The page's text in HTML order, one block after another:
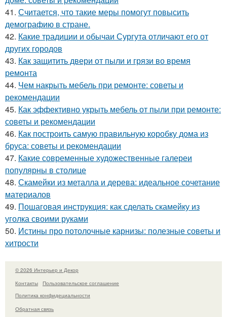
41. Считается, что такие меры помогут повысить
демографию в стране.
42. Какие традиции и обычаи Сургута отличают его от
других городов
43. Как защитить двери от пыли и грязи во время
ремонта
44. Чем накрыть мебель при ремонте: советы и
рекомендации
45. Как эффективно укрыть мебель от пыли при ремонте:
советы и рекомендации
46. Как построить самую правильную коробку дома из
бруса: советы и рекомендации
47. Какие современные художественные галереи
популярны в столице
48. Скамейки из металла и дерева: идеальное сочетание
материалов
49. Пошаговая инструкция: как сделать скамейку из
уголка своими руками
50. Истины про потолочные карнизы: полезные советы и
хитрости
© 2026 Интерьер и Декор
Контакты
Пользовательское соглашение
Политика конфидециальности
Обратная связь